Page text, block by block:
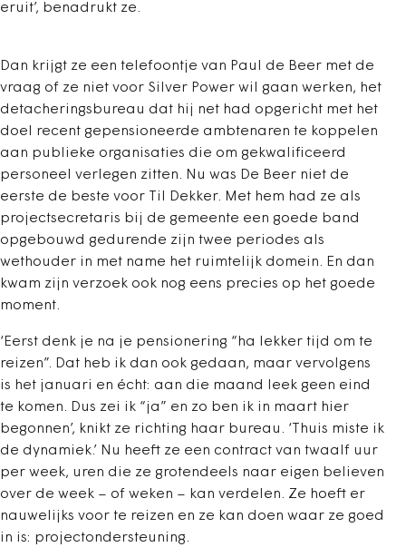
eruit’, benadrukt ze.
Dan krijgt ze een telefoontje van Paul de Beer met de
vraag of ze niet voor Silver Power wil gaan werken, het
detacheringsbureau dat hij net had opgericht met het
doel recent gepensioneerde ambtenaren te koppelen
aan publieke organisaties die om gekwalificeerd
personeel verlegen zitten. Nu was De Beer niet de
eerste de beste voor Til Dekker. Met hem had ze als
projectsecretaris bij de gemeente een goede band
opgebouwd gedurende zijn twee periodes als
wethouder in met name het ruimtelijk domein. En dan
kwam zijn verzoek ook nog eens precies op het goede
moment.
‘Eerst denk je na je pensionering “ha lekker tijd om te
reizen”. Dat heb ik dan ook gedaan, maar vervolgens
is het januari en écht: aan die maand leek geen eind
te komen. Dus zei ik “ja” en zo ben ik in maart hier
begonnen’, knikt ze richting haar bureau. ‘Thuis miste ik
de dynamiek.’ Nu heeft ze een contract van twaalf uur
per week, uren die ze grotendeels naar eigen believen
over de week – of weken – kan verdelen. Ze hoeft er
nauwelijks voor te reizen en ze kan doen waar ze goed
in is: projectondersteuning.